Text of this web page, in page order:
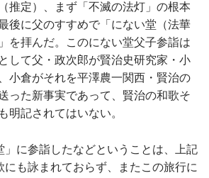
推定）、まず「不滅の法灯」の根本
後に父のすすめで「にない堂（法華
を拝んだ。このにない堂父子参詣は
して父・政次郎が賢治史研究家・小
小倉がそれを平澤農一関西・賢治の
った新事実であって、賢治の和歌そ
明記されてはいない。
に参詣したなどということは、上記
にも詠まれておらず、またこの旅行に